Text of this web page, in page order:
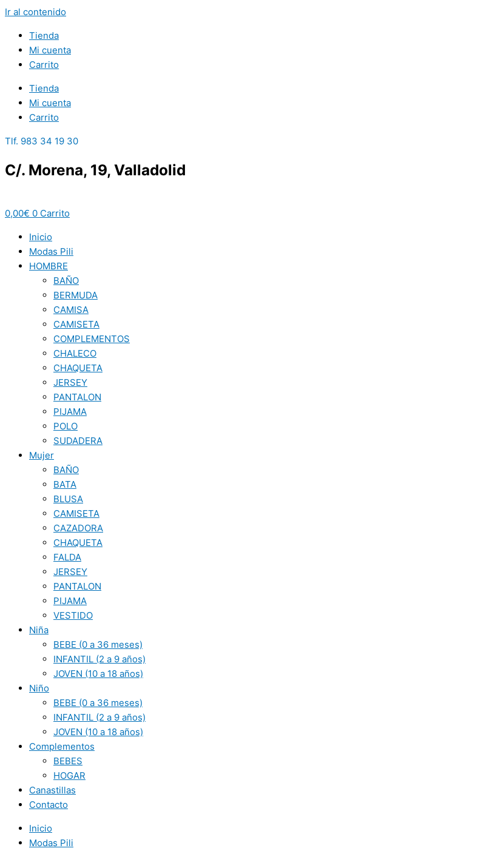
Ir al contenido
Tienda
Mi cuenta
Carrito
Tienda
Mi cuenta
Carrito
Tlf. 983 34 19 30
C/. Morena, 19, Valladolid
0,00€ 0 Carrito
Inicio
Modas Pili
HOMBRE
BAÑO
BERMUDA
CAMISA
CAMISETA
COMPLEMENTOS
CHALECO
CHAQUETA
JERSEY
PANTALON
PIJAMA
POLO
SUDADERA
Mujer
BAÑO
BATA
BLUSA
CAMISETA
CAZADORA
CHAQUETA
FALDA
JERSEY
PANTALON
PIJAMA
VESTIDO
Niña
BEBE (0 a 36 meses)
INFANTIL (2 a 9 años)
JOVEN (10 a 18 años)
Niño
BEBE (0 a 36 meses)
INFANTIL (2 a 9 años)
JOVEN (10 a 18 años)
Complementos
BEBES
HOGAR
Canastillas
Contacto
Inicio
Modas Pili